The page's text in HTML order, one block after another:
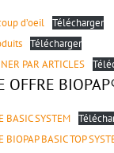
d’oeil Télécharger
Télécharger
PAR ARTICLES
OFFRE
BASIC SYSTEM
BIOPAP BASIC TOP